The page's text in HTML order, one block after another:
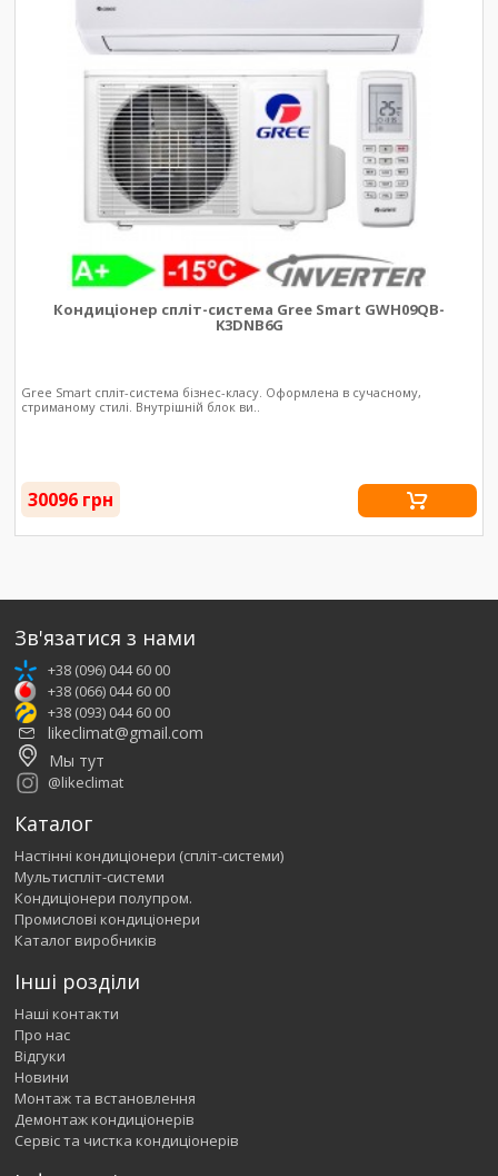
Кондиціонер спліт-система Gree Smart GWH09QB-
K3DNB6G
Gree Smart спліт-система бізнес-класу. Оформлена в сучасному,
стриманому стилі. Внутрішній блок ви..
30096 грн
Зв'язатися з нами
+38 (096) 044 60 00
+38 (066) 044 60 00
+38 (093) 044 60 00
likeclimat@gmail.com
Мы тут
@likeclimat
Каталог
Настінні кондиціонери (спліт-системи)
Мультиспліт-системи
Кондиціонери полупром.
Промислові кондиціонери
Каталог виробників
Інші розділи
Наші контакти
Про нас
Відгуки
Новини
Монтаж та встановлення
Демонтаж кондиціонерів
Сервіс та чистка кондиціонерів